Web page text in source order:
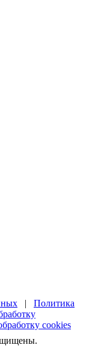
| Политика
cookies